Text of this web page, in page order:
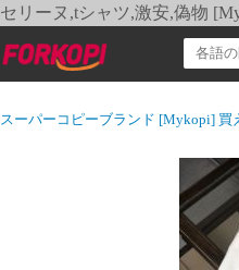
セリーヌ,tシャツ,激安,偽物
スーパーコピーブランド [Mykopi] 買